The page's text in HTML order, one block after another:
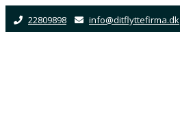
Skip
to
22809898 info@ditflyttefirma.dk